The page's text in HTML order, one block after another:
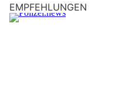
EMPFEHLUNGEN